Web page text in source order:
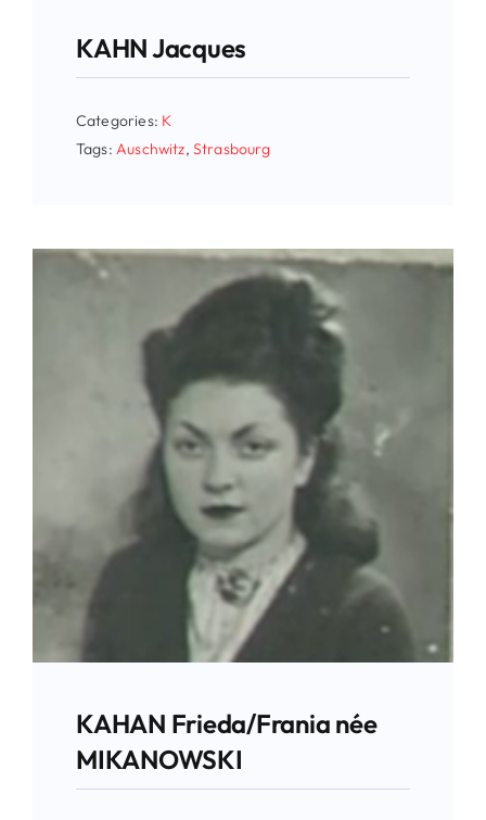
KAHN Jacques
Categories: K
Tags:Auschwitz, Strasbourg
KAHAN Frieda/Frania née
MIKANOWSKI